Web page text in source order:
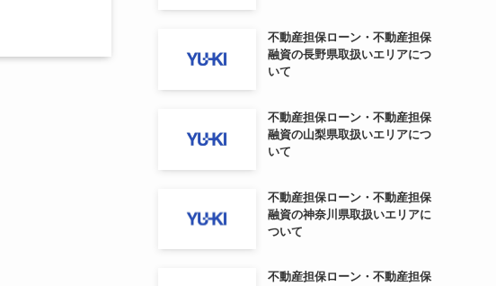
不動産担保ローン・不動産担保
融資の長野県取扱いエリアにつ
いて
不動産担保ローン・不動産担保
融資の山梨県取扱いエリアにつ
いて
不動産担保ローン・不動産担保
融資の神奈川県取扱いエリアに
ついて
不動産担保ローン・不動産担保